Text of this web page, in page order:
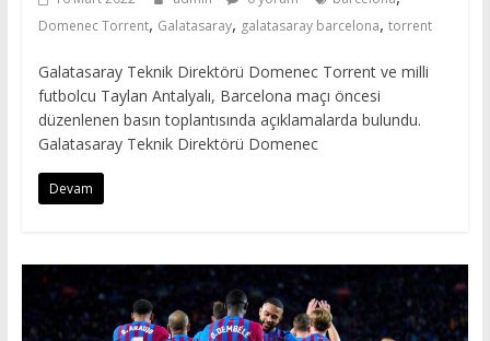
Domenec Torrent, Galatasaray, galatasaray barcelona, torrent
Galatasaray Teknik Direktörü Domenec Torrent ve milli
futbolcu Taylan Antalyalı, Barcelona maçı öncesi
düzenlenen basın toplantısında açıklamalarda bulundu.
Galatasaray Teknik Direktörü Domenec
Devam